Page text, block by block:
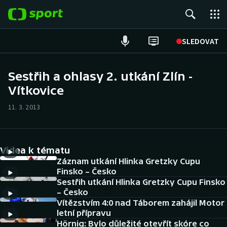
SLEDOVAT
Hokej
Cyklistika
DALŠÍ SPORTY
Americký fotbal
NEPŘEHLÉDNĚTE
Sestřih a ohlasy 2. utkání Zlín -
Vítkovice
11. 3. 2013
Videa k tématu
Záznam utkání Hlinka Gretzky Cupu
Finsko – Česko
Sestřih utkání Hlinka Gretzky Cupu Finsko
– Česko
Vítězstvím 4:0 nad Táborem zahájil Motor
letní přípravu
Hörnig: Bylo důležité otevřít skóre co